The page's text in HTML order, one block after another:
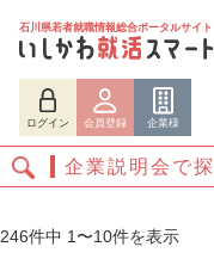
石川県若者就職情報総合ポータルサイト
ログイン 会員登録 企業様
企業説明会で
246件中 1〜10件を表示